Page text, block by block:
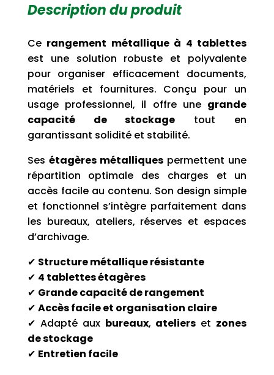
Description du produit
Ce rangement métallique à 4 tablettes
est une solution robuste et polyvalente
pour organiser efficacement documents,
matériels et fournitures. Conçu pour un
usage professionnel, il offre une grande
capacité de stockage tout en
garantissant solidité et stabilité.
Ses étagères métalliques permettent une
répartition optimale des charges et un
accès facile au contenu. Son design simple
et fonctionnel s’intègre parfaitement dans
les bureaux, ateliers, réserves et espaces
d’archivage.
✔ Structure métallique résistante
✔ 4 tablettes étagères
✔ Grande capacité de rangement
✔ Accès facile et organisation claire
✔ Adapté aux bureaux, ateliers et zones
de stockage
✔ Entretien facile